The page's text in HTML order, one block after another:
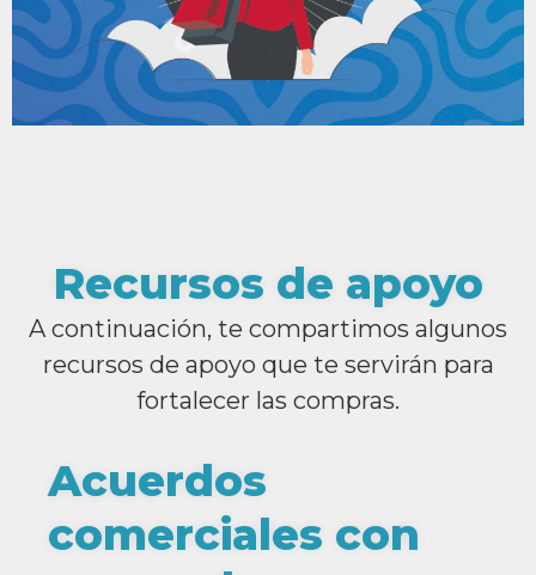
Recursos de apoyo
A continuación, te compartimos algunos
recursos de apoyo que te servirán para
fortalecer las compras.
Acuerdos
comerciales con